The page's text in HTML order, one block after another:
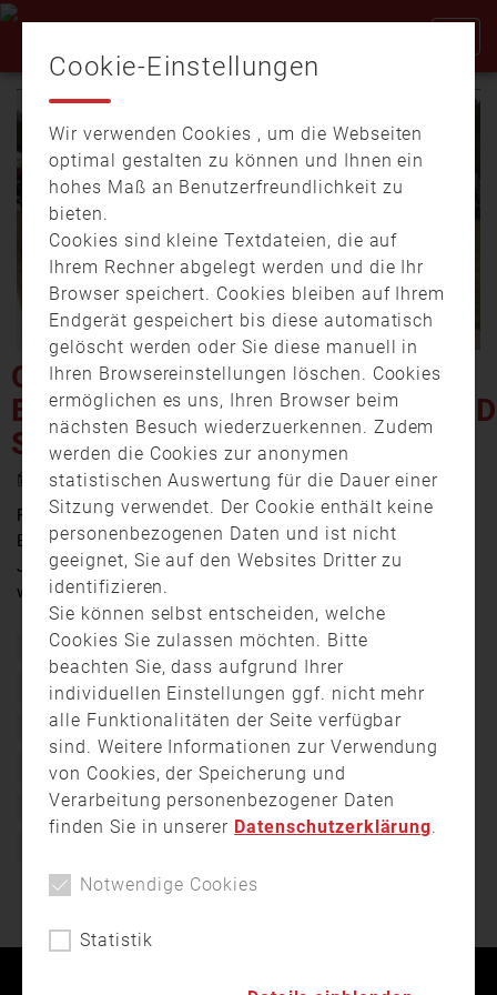
Video
OBERPFALZ-CUP DES
SCHWANDORF
23. Mai 2016 15:43
Rund 500 Teilnehmer beim 8. Oberpfalz-Cup des
Bezirksfeuerwehrverbandes Schwandorf, der in diesem
Jahr in Penting bei Neunburg vorm Wald ausgetragen
wurde.
8. Oberpfalz-Cup Bezirksfeuerwehrverband Schwandorf
Ehrenkreisbrandrat Siegfried Hammerer
Feuerwehrwettbewerb Freiwillige Feuerwehr Penting
Löschaufbau Neunburg vorm Wald – Penting
Neunburger Bürgermeister Martin Briner Oberpfalz
Cookie-Einstellungen
Wir verwenden Cookies , um die Webseiten
optimal gestalten zu können und Ihnen ein
hohes Maß an Benutzerfreundlichkeit zu
bieten.
Cookies sind kleine Textdateien, die auf
Ihrem Rechner abgelegt werden und die Ihr
Browser speichert. Cookies bleiben auf Ihrem
Endgerät gespeichert bis diese automatisch
gelöscht werden oder Sie diese manuell in
Ihren Browsereinstellungen löschen. Cookies
ermöglichen es uns, Ihren Browser beim
nächsten Besuch wiederzuerkennen. Zudem
werden die Cookies zur anonymen
statistischen Auswertung für die Dauer einer
Sitzung verwendet. Der Cookie enthält keine
personenbezogenen Daten und ist nicht
geeignet, Sie auf den Websites Dritter zu
identifizieren.
Sie können selbst entscheiden, welche
Cookies Sie zulassen möchten. Bitte
beachten Sie, dass aufgrund Ihrer
individuellen Einstellungen ggf. nicht mehr
alle Funktionalitäten der Seite verfügbar
sind. Weitere Informationen zur Verwendung
von Cookies, der Speicherung und
Verarbeitung personenbezogener Daten
finden Sie in unserer Datenschutzerklärung.
Notwendige Cookies
Statistik